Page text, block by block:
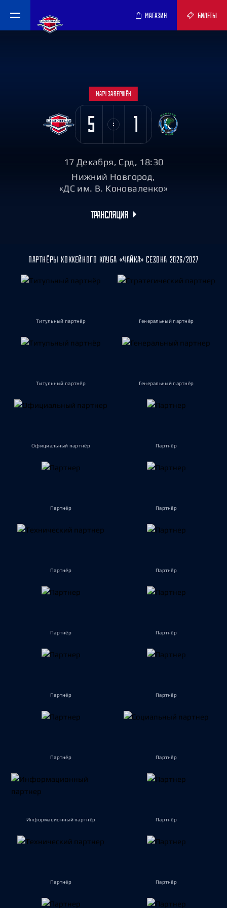
МАГАЗИН БИЛЕТЫ
МАТЧ ЗАВЕРШЁН
5 1
17 Декабря, Срд, 18:30
Нижний Новгород,
«ДС им. В. Коноваленко»
ТРАНСЛЯЦИЯ
ПАРТНЁРЫ ХОККЕЙНОГО КЛУБА «ЧАЙКА» СЕЗОНА 2026/2027
Титульный партнёр Генеральный партнёр
Титульный партнёр Генеральный партнёр
Официальный партнёр Партнёр
Партнёр Партнёр
Партнёр Партнёр
Партнёр Партнёр
Партнёр Партнёр
Партнёр Партнёр
Информационный партнёр Партнёр
Партнёр Партнёр